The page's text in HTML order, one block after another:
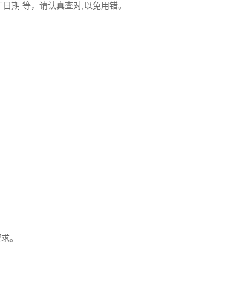
期 等，请认真查对,以免用错。
。